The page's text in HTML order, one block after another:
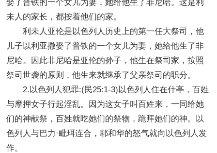
娶了普铁的一个女儿为妻，她给他生了非尼哈。这是利
未人的家长，都按着他们的家。
利未人亚伦是以色列人历史上的第一任大祭司，他
儿子以利亚撒娶了普铁的一个女儿为妻，她给他生了非
尼哈。因此非尼哈是亚伦的孙子，他生在祭司家，按照
祭司世袭的原则，他生来就继承了父亲祭司的职分。
2.以色列人犯罪:(民25:1-3)以色列人住在什亭，百姓
与摩押女子行起淫乱。因为这女子叫百姓来，一同给她
们的神献祭，百姓就吃她们的祭物，跪拜她们的神。以
色列人与巴力·毗珥连合，耶和华的怒气就向以色列人发
作。